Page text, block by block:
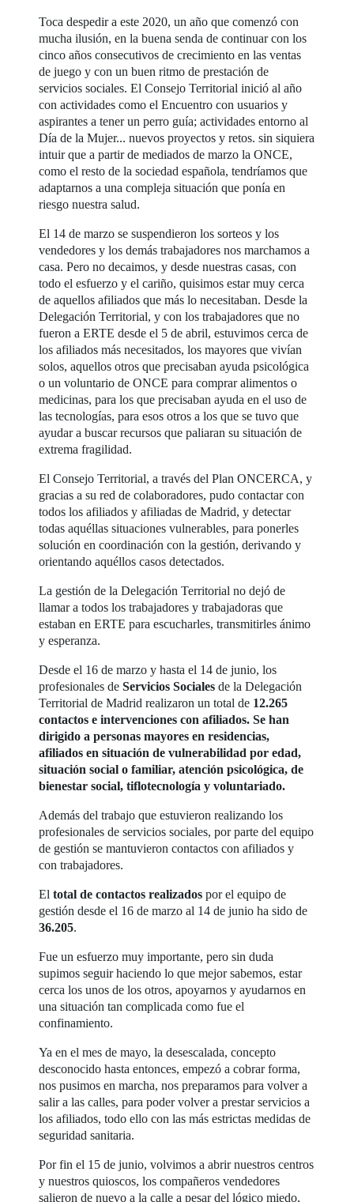
Toca despedir a este 2020, un año que comenzó con
mucha ilusión, en la buena senda de continuar con los
cinco años consecutivos de crecimiento en las ventas
de juego y con un buen ritmo de prestación de
servicios sociales. El Consejo Territorial inició al año
con actividades como el Encuentro con usuarios y
aspirantes a tener un perro guía; actividades entorno al
Día de la Mujer... nuevos proyectos y retos. sin siquiera
intuir que a partir de mediados de marzo la ONCE,
como el resto de la sociedad española, tendríamos que
adaptarnos a una compleja situación que ponía en
riesgo nuestra salud.
El 14 de marzo se suspendieron los sorteos y los
vendedores y los demás trabajadores nos marchamos a
casa. Pero no decaimos, y desde nuestras casas, con
todo el esfuerzo y el cariño, quisimos estar muy cerca
de aquellos afiliados que más lo necesitaban. Desde la
Delegación Territorial, y con los trabajadores que no
fueron a ERTE desde el 5 de abril, estuvimos cerca de
los afiliados más necesitados, los mayores que vivían
solos, aquellos otros que precisaban ayuda psicológica
o un voluntario de ONCE para comprar alimentos o
medicinas, para los que precisaban ayuda en el uso de
las tecnologías, para esos otros a los que se tuvo que
ayudar a buscar recursos que paliaran su situación de
extrema fragilidad.
El Consejo Territorial, a través del Plan ONCERCA, y
gracias a su red de colaboradores, pudo contactar con
todos los afiliados y afiliadas de Madrid, y detectar
todas aquéllas situaciones vulnerables, para ponerles
solución en coordinación con la gestión, derivando y
orientando aquéllos casos detectados.
La gestión de la Delegación Territorial no dejó de
llamar a todos los trabajadores y trabajadoras que
estaban en ERTE para escucharles, transmitirles ánimo
y esperanza.
Desde el 16 de marzo y hasta el 14 de junio, los
profesionales deServicios Sociales de la Delegación
Territorial de Madrid realizaron un total de 12.265
contactos e intervenciones con afiliados. Se han
dirigido a personas mayores en residencias,
afiliados en situación de vulnerabilidad por edad,
situación social o familiar, atención psicológica, de
bienestar social, tiflotecnología y voluntariado.
Además del trabajo que estuvieron realizando los
profesionales de servicios sociales, por parte del equipo
de gestión se mantuvieron contactos con afiliados y
con trabajadores.
Eltotal de contactos realizados por el equipo de
gestión desde el 16 de marzo al 14 de junio ha sido de
36.205.
Fue un esfuerzo muy importante, pero sin duda
supimos seguir haciendo lo que mejor sabemos, estar
cerca los unos de los otros, apoyarnos y ayudarnos en
una situación tan complicada como fue el
confinamiento.
Ya en el mes de mayo, la desescalada, concepto
desconocido hasta entonces, empezó a cobrar forma,
nos pusimos en marcha, nos preparamos para volver a
salir a las calles, para poder volver a prestar servicios a
los afiliados, todo ello con las más estrictas medidas de
seguridad sanitaria.
Por fin el 15 de junio, volvimos a abrir nuestros centros
y nuestros quioscos, los compañeros vendedores
salieron de nuevo a la calle a pesar del lógico miedo,